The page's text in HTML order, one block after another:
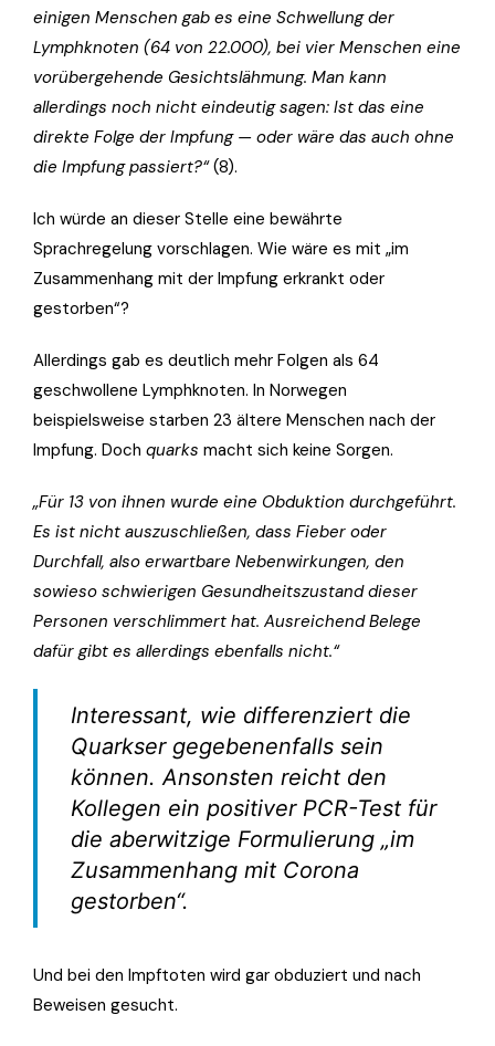
einigen Menschen gab es eine Schwellung der
Lymphknoten (64 von 22.000), bei vier Menschen eine
vorübergehende Gesichtslähmung. Man kann
allerdings noch nicht eindeutig sagen: Ist das eine
direkte Folge der Impfung — oder wäre das auch ohne
die Impfung passiert?“(8).
Ich würde an dieser Stelle eine bewährte
Sprachregelung vorschlagen. Wie wäre es mit „im
Zusammenhang mit der Impfung erkrankt oder
gestorben“?
Allerdings gab es deutlich mehr Folgen als 64
geschwollene Lymphknoten. In Norwegen
beispielsweise starben 23 ältere Menschen nach der
Impfung. Doch quarks macht sich keine Sorgen.
„Für 13 von ihnen wurde eine Obduktion durchgeführt.
Es ist nicht auszuschließen, dass Fieber oder
Durchfall, also erwartbare Nebenwirkungen, den
sowieso schwierigen Gesundheitszustand dieser
Personen verschlimmert hat. Ausreichend Belege
dafür gibt es allerdings ebenfalls nicht.“
Interessant, wie differenziert die
Quarkser gegebenenfalls sein
können. Ansonsten reicht den
Kollegen ein positiver PCR-Test für
die aberwitzige Formulierung „im
Zusammenhang mit Corona
gestorben“.
Und bei den Impftoten wird gar obduziert und nach
Beweisen gesucht.